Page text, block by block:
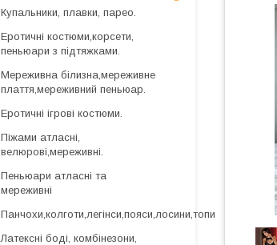
Купальники, плавки, парео.
Еротичні костюми,корсети,
пеньюари з підтяжками.
Мереживна білизна,мереживне
плаття,мереживний пеньюар.
Еротичні ігрові костюми.
Піжами атласні,
велюрові,мереживні.
Пеньюари атласні та
мереживні
Панчохи,колготи,легінси,пояси,лосини,топи
Латексні боді, комбінезони,